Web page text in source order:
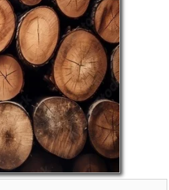
INFOS PREFECTURE-
RAPPEL DES REGLES :
GESTION DE L’EAU ET
RISQUE DE FEUX DE
FORÊTS
Auteur Christel DAUZAT/ 31 juillet